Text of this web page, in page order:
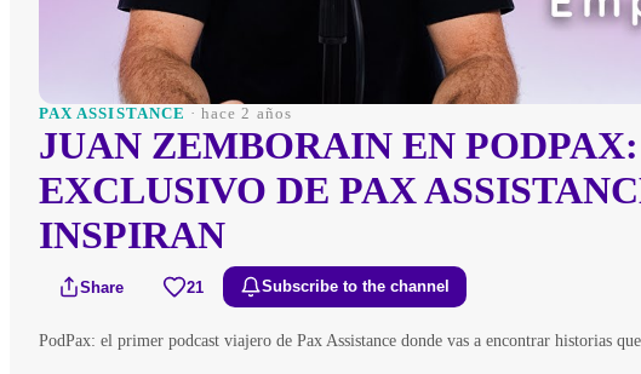
PAX ASSISTANCE · hace 2 años
JUAN ZEMBORAIN EN
EXCLUSIVO DE PAX
INSPIRAN
Share 21 Subscribe to the channel
PodPax: el primer podcast viajero de Pax Assistance donde vas a encontrar historias